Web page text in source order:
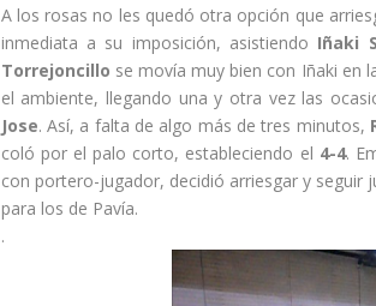
A los rosas no les quedó otra opción que
inmediata a su imposición, asistiendo Iñaki
Torrejoncillo se movía muy bien con Iñaki en
el ambiente, llegando una y otra vez las
Jose. Así, a falta de algo más de tres minutos,
coló por el palo corto, estableciendo el 4-4.
con portero-jugador, decidió arriesgar y seguir
para los de Pavía.
.